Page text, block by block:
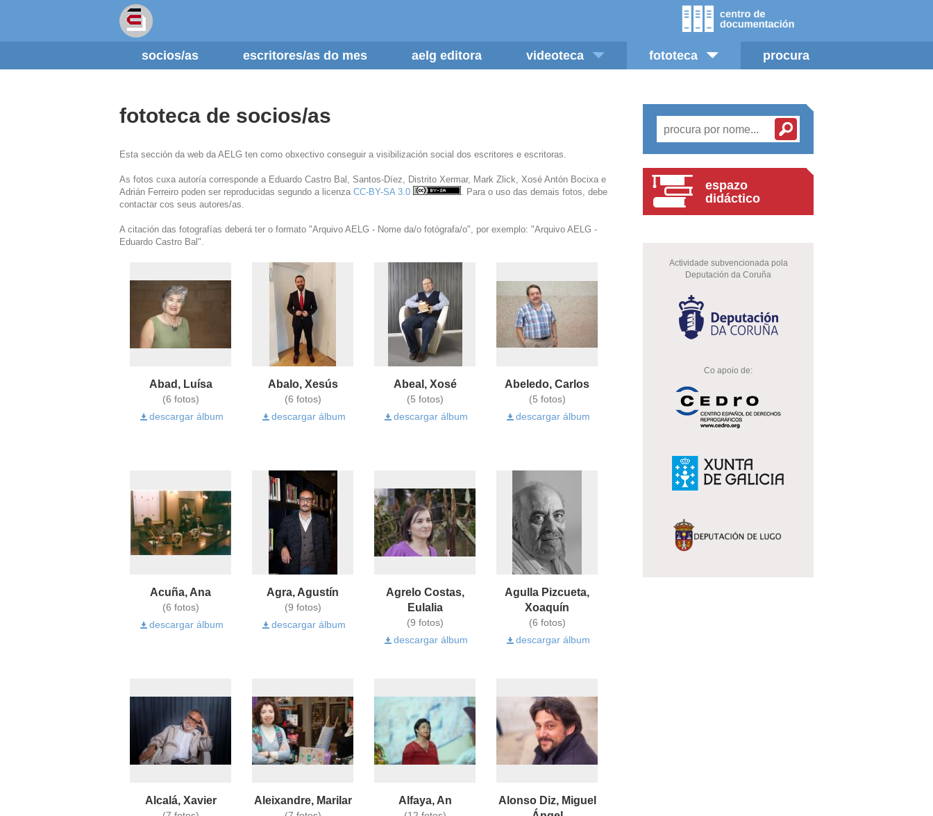
socios/as escritores/as do mes aelg editora videoteca fototeca procura
fototeca de socios/as
Esta sección da web da AELG ten como obxectivo conseguir a visibilización social dos escritores e escritoras.
As fotos cuxa autoría corresponde a Eduardo Castro Bal, Santos-Díez, Distrito Xermar, Mark Zlick, Xosé Antón Bocixa e
Adrián Ferreiro poden ser reproducidas segundo a licenza CC-BY-SA 3.0
. Para o uso das demais fotos, debe
contactar cos seus autores/as.
A citación das fotografías deberá ter o formato "Arquivo AELG - Nome da/o fotógrafa/o", por exemplo: "Arquivo AELG -
Eduardo Castro Bal".
Abad, Luísa
(6 fotos)
descargar álbum
Abalo, Xesús
(6 fotos)
descargar álbum
Abeal, Xosé
(5 fotos)
descargar álbum
Abeledo, Carlos
(5 fotos)
descargar álbum
Acuña, Ana
(6 fotos)
descargar álbum
Agra, Agustín
(9 fotos)
descargar álbum
Agrelo Costas,
Eulalia
(9 fotos)
descargar álbum
Agulla Pizcueta,
Xoaquín
(6 fotos)
descargar álbum
Alcalá, Xavier Aleixandre, Marilar Alfaya, An
Alonso Diz, Miguel
espazo
didáctico
Actividade subvencionada pola
Deputación da Coruña
Co apoio de: